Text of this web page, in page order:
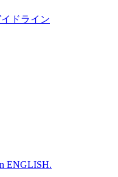
ドライン
ENGLISH.